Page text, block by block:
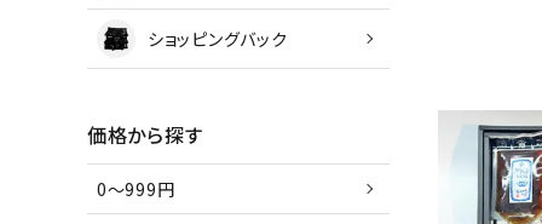
ショッピングバック
価格から探す
0～999円